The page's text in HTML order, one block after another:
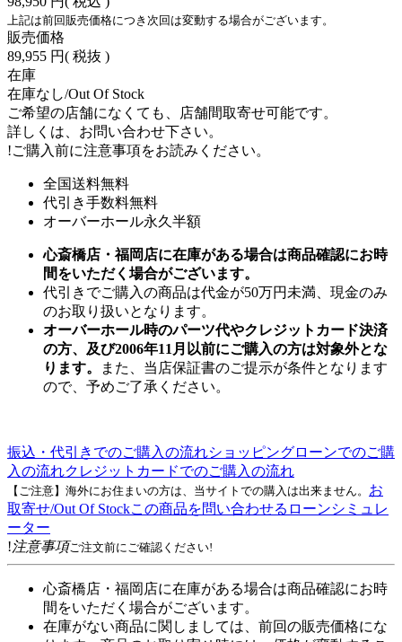
上記は前回販売価格につき次回は変動する場合がございます。
販売価格
89,955 円( 税抜 )
在庫
在庫なし/Out Of Stock
ご希望の店舗になくても、店舗間取寄せ可能です。
詳しくは、お問い合わせ下さい。
!ご購入前に注意事項をお読みください。
全国送料無料
代引き手数料無料
オーバーホール永久半額
心斎橋店・福岡店に在庫がある場合は商品確認にお時
間をいただく場合がございます。
代引きでご購入の商品は代金が50万円未満、現金のみ
のお取り扱いとなります。
オーバーホール時のパーツ代やクレジットカード決済
の方、及び2006年11月以前にご購入の方は対象外とな
ります。
また、当店保証書のご提示が条件となります
ので、予めご了承ください。
振込・代引きでのご購入の流れショッピングローンでのご購
入の流れクレジットカードでのご購入の流れ
【ご注意】海外にお住まいの方は、当サイトでの購入は出来ません。 お
取寄せ/Out Of Stockこの商品を問い合わせる ローンシミュレ
ーター
!注意事項ご注文前にご確認ください!
心斎橋店・福岡店に在庫がある場合は商品確認にお時
間をいただく場合がございます。
在庫がない商品に関しましては、前回の販売価格にな